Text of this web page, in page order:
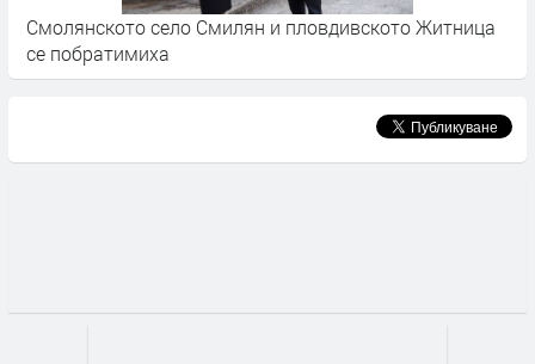
Смолянското село Смилян и пловдивското Житница
се побратимиха